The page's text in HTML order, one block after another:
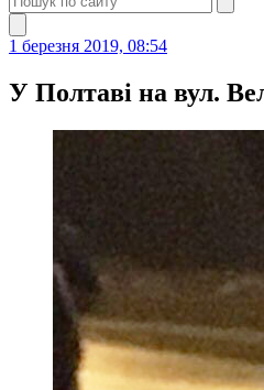
1 березня 2019, 08:54
У Полтаві на вул.